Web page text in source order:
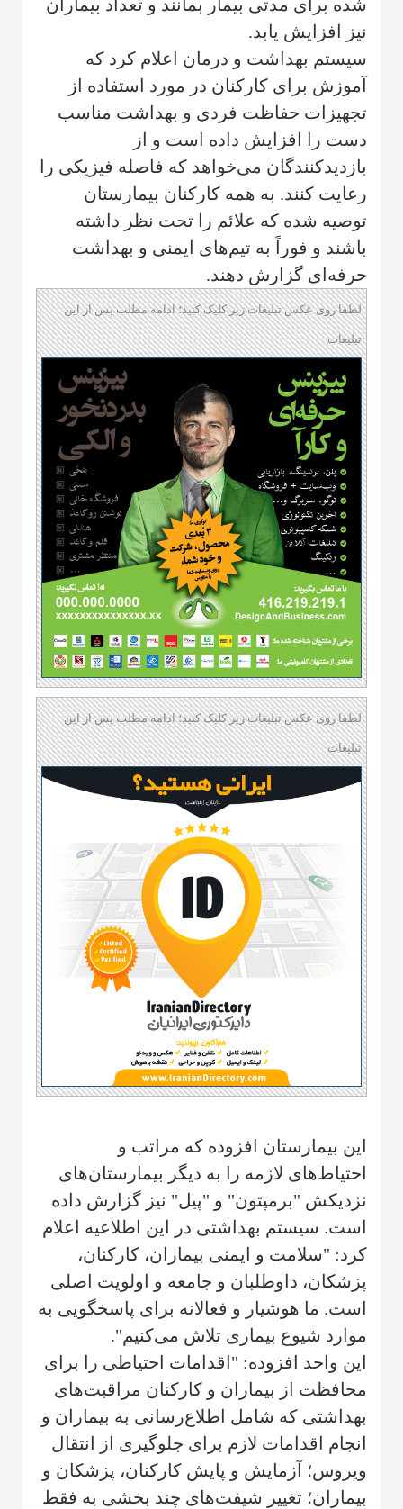
شده برای مدتی بیمار بمانند و تعداد بیماران
نیز افزایش یابد.
سیستم بهداشت و درمان اعلام کرد که
آموزش برای کارکنان در مورد استفاده از
تجهیزات حفاظت فردی و بهداشت مناسب
دست را افزایش داده است و از
بازدیدکنندگان می‌خواهد که فاصله فیزیکی را
رعایت کنند. به همه کارکنان بیمارستان
توصیه شده که علائم را تحت نظر داشته
باشند و فوراً به تیم‌های ایمنی و بهداشت
حرفه‌ای گزارش دهند.
لطفا روی عکس تبلیغات زیر کلیک کنید؛ ادامه مطلب پس از این
تبلیغات
لطفا روی عکس تبلیغات زیر کلیک کنید؛ ادامه مطلب پس از این
تبلیغات
این بیمارستان افزوده که مراتب و
احتیاط‌های لازمه را به دیگر بیمارستان‌های
نزدیکش "برمپتون" و "پیل" نیز گزارش داده
است. سیستم بهداشتی در این اطلاعیه اعلام
کرد: "سلامت و ایمنی بیماران، کارکنان،
پزشکان، داوطلبان و جامعه و اولویت اصلی
است. ما هوشیار و فعالانه برای پاسخگویی به
موارد شیوع بیماری تلاش می‌کنیم".
این واحد افزوده: "اقدامات احتیاطی را برای
محافظت از بیماران و کارکنان مراقبت‌های
بهداشتی که شامل اطلاع‌رسانی به بیماران و
انجام اقدامات لازم برای جلوگیری از انتقال
ویروس؛ آزمایش و پایش کارکنان، پزشکان و
بیماران؛ تغییر شیفت‌های چند بخشی به فقط